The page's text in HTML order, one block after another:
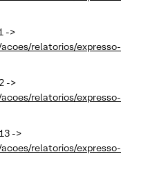
->
relatorios/expresso-
->
relatorios/expresso-
->
relatorios/expresso-